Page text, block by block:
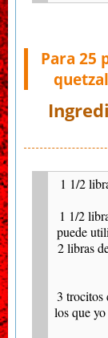
Para 25
1 1/2
1 1/2
puede
2 libras
3 trocitos
los que